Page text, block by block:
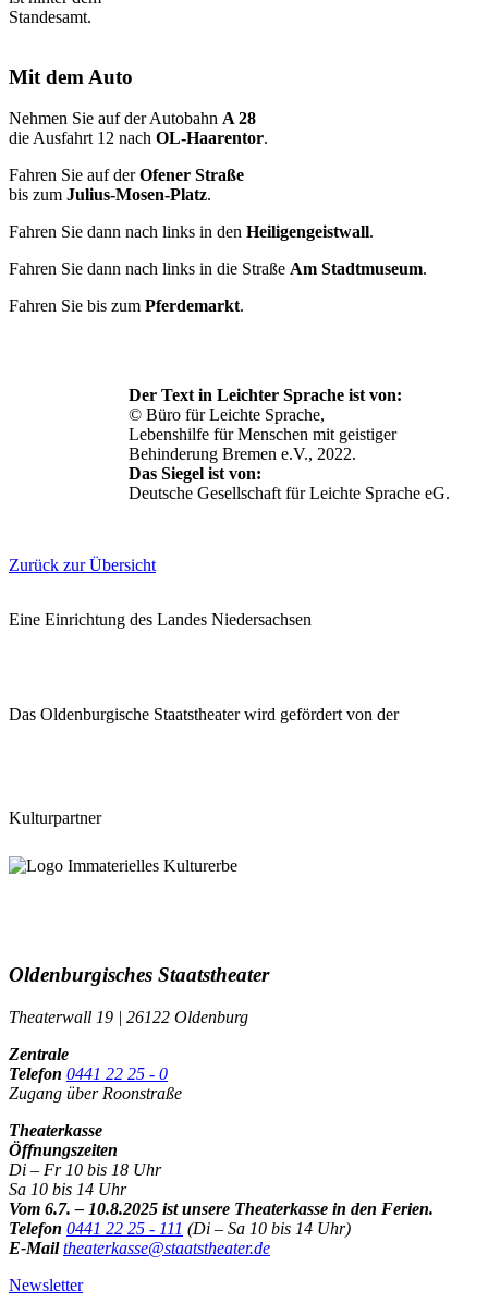
Standesamt.
Mit dem Auto
Nehmen Sie auf der Autobahn A 28
die Ausfahrt 12 nach OL-Haarentor.
Fahren Sie auf derOfener Straße
bis zum Julius-Mosen-Platz.
Fahren Sie dann nach links in den Heiligengeistwall.
Fahren Sie dann nach links in die Straße Am Stadtmuseum.
Fahren Sie bis zum Pferdemarkt.
Der Text in Leichter Sprache ist von:
© Büro für Leichte Sprache,
Lebenshilfe für Menschen mit geistiger
Behinderung Bremen e.V., 2022.
Das Siegel ist von:
Deutsche Gesellschaft für Leichte Sprache eG.
Zurück zur Übersicht
Eine Einrichtung des Landes Niedersachsen
Das Oldenburgische Staatstheater wird gefördert von der
Kulturpartner
Oldenburgisches Staatstheater
Theaterwall 19 | 26122 Oldenburg
Zentrale
Telefon 0441 22 25 - 0
Zugang über Roonstraße
Theaterkasse
Öffnungszeiten
Di – Fr 10 bis 18 Uhr
Sa 10 bis 14 Uhr
Vom 6.7. – 10.8.2025 ist unsere Theaterkasse in den Ferien.
Telefon 0441 22 25 - 111 (Di – Sa 10 bis 14 Uhr)
E-Mail theaterkasse@staatstheater.de
Newsletter